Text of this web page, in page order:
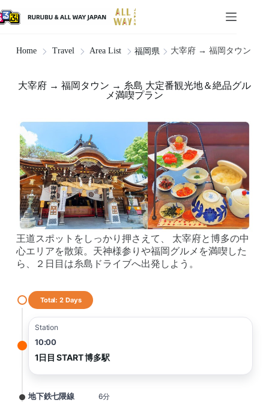
Home Travel Area List 福岡県 大宰府 → 福岡タウン →
大宰府 → 福岡タウン → 糸島 大定番観光地＆絶品グル
メ満喫プラン
王道スポットをしっかり押さえて、 太宰府と博多の中
心エリアを散策。天神様参りや福岡グルメを満喫した
ら、２日目は糸島ドライブへ出発しよう。
Total: 2 Days
Station
10:00
1日目 START 博多駅
地下鉄七隈線 6分